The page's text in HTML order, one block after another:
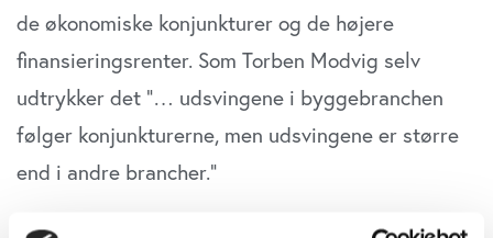
de økonomiske konjunkturer og de højere
finansieringsrenter. Som Torben Modvig selv
udtrykker det ”… udsvingene i byggebranchen
følger konjunkturerne, men udsvingene er større
end i andre brancher.”